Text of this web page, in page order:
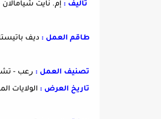
ﺗﺄﻟﻴﻒ : إم. نايت
طاقم العمل : ديف
تصنيف العمل : ﺭﻋﺐ -
تاريخ العرض : الولايات